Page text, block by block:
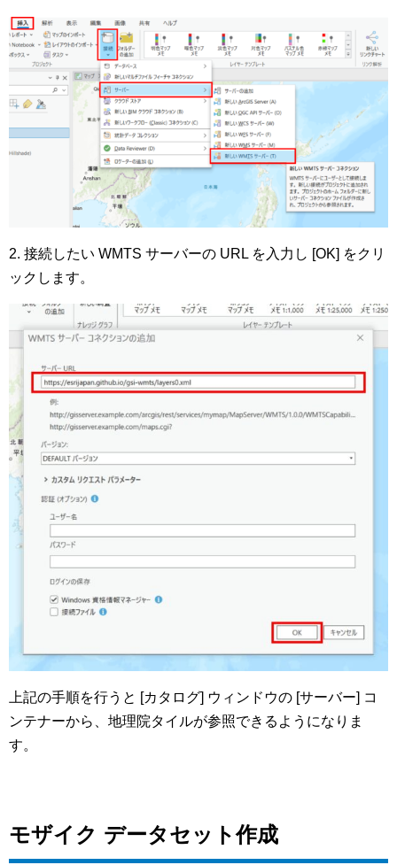
2. 接続したい WMTS サーバーの URL を入力し [OK] をクリ
ックします。
上記の手順を行うと [カタログ] ウィンドウの [サーバー] コ
ンテナーから、地理院タイルが参照できるようになりま
す。
モザイク データセット作成